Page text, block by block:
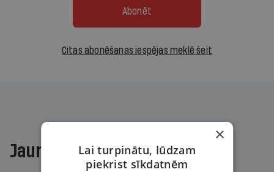
Abonēt
Citas abonēšanas iespējas meklē šeit
Jaunākajā žurnālā
×
Lai turpinātu, lūdzam
piekrist sīkdatnēm